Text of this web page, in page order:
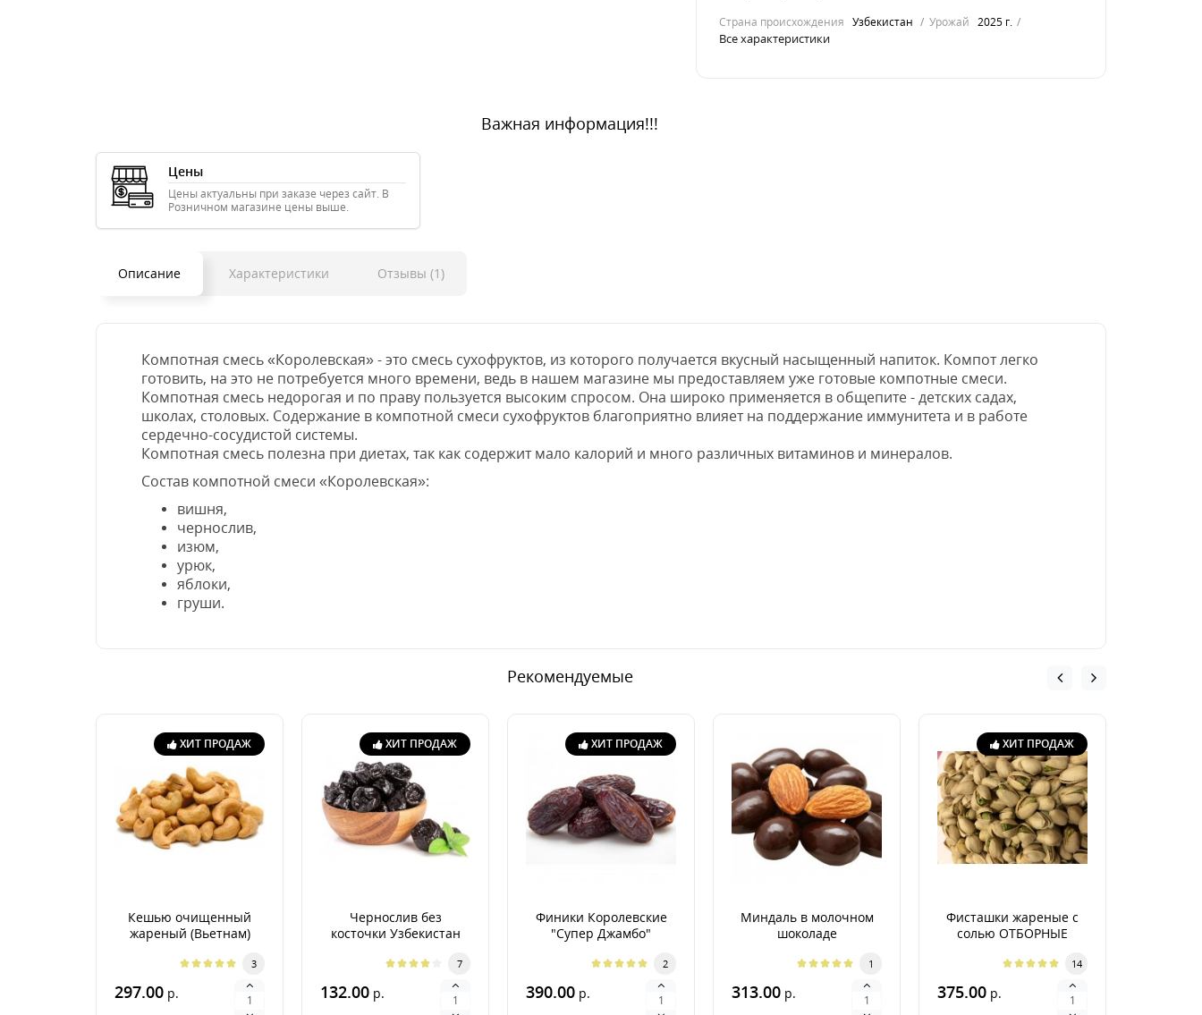
Страна происхождения Узбекистан Урожай 2025 г.
Все характеристики
Важная информация!!!
Цены
Цены актуальны при заказе через сайт. В
Розничном магазине цены выше.
Описание Характеристики Отзывы (1)
Компотная смесь «Королевская» - это смесь сухофруктов, из которого получается вкусный насыщенный напиток. Компот легко
готовить, на это не потребуется много времени, ведь в нашем магазине мы предоставляем уже готовые компотные смеси.
Компотная смесь недорогая и по праву пользуется высоким спросом. Она широко применяется в общепите - детских садах,
школах, столовых. Содержание в компотной смеси сухофруктов благоприятно влияет на поддержание иммунитета и в работе
сердечно-сосудистой системы.
Компотная смесь полезна при диетах, так как содержит мало калорий и много различных витаминов и минералов.
Состав компотной смеси «Королевская»:
вишня,
чернослив,
изюм,
урюк,
яблоки,
груши.
Рекомендуемые
ХИТ ПРОДАЖ
Кешью очищенный
жареный (Вьетнам)
3
297.00 р.
ХИТ ПРОДАЖ
Чернослив без
косточки Узбекистан
7
132.00 р.
ХИТ ПРОДАЖ
Финики Королевские
"Супер Джамбо"
2
390.00 р.
Миндаль в молочном
шоколаде
1
313.00 р.
ХИТ ПРОДАЖ
Фисташки жареные с
солью ОТБОРНЫЕ
14
375.00 р.